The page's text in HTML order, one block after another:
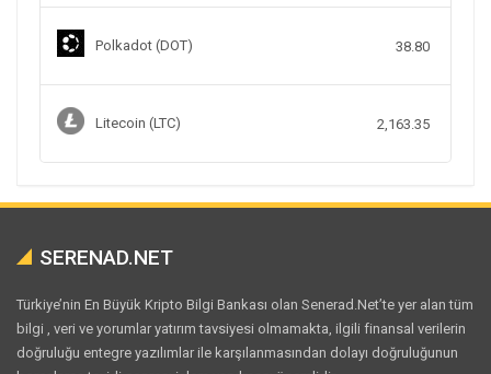
Polkadot (DOT) 38.80
Litecoin (LTC) 2,163.35
SERENAD.NET
Türkiye’nin En Büyük Kripto Bilgi Bankası olan Senerad.Net’te yer alan tüm
bilgi , veri ve yorumlar yatırım tavsiyesi olmamakta, ilgili finansal verilerin
doğruluğu entegre yazılımlar ile karşılanmasından dolayı doğruluğunun